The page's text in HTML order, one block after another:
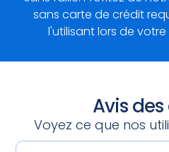
sans carte de crédit
l'utilisant lors de
Avis
Voyez ce que nos